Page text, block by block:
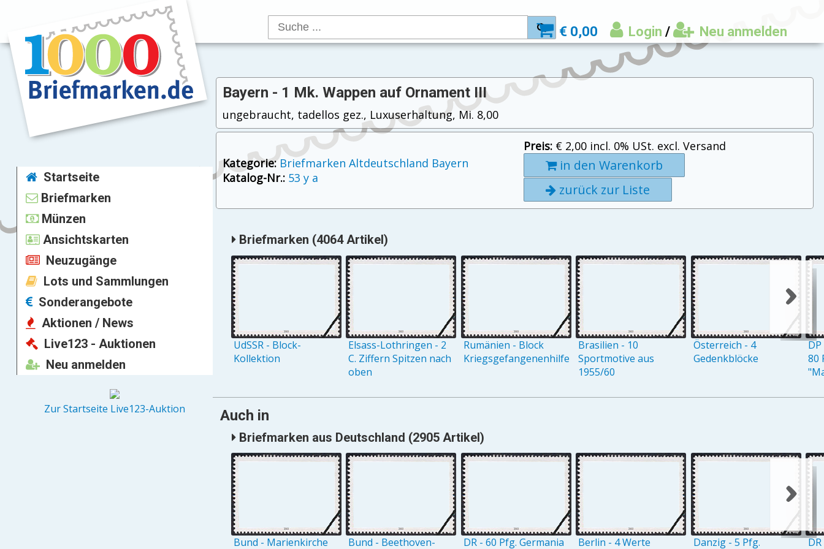
€ 0,00 Login / Neu anmelden
Startseite
Briefmarken
Münzen
Ansichtskarten
Neuzugänge
Lots und Sammlungen
Sonderangebote
Aktionen / News
Live123 - Auktionen
Neu anmelden
Zur Startseite Live123-Auktion
Bayern - 1 Mk. Wappen auf Ornament III
ungebraucht, tadellos gez., Luxuserhaltung, Mi. 8,00
Kategorie: Briefmarken Altdeutschland Bayern
Katalog-Nr.: 53 y a
Preis: € 2,00 incl. 0% USt. excl. Versand
in den Warenkorb
zurück zur Liste
Briefmarken (4064 Artikel)
UdSSR - Block-
Kollektion
Elsass-Lothringen - 2
C. Ziffern Spitzen nach
oben
Rumänien - Block
Kriegsgefangenenhilfe
Brasilien - 10
Sportmotive aus
1955/60
Österreich - 4
Gedenkblöcke
80
Auch in
Briefmarken aus Deutschland (2905 Artikel)
Bund - Marienkirche Bund - Beethoven- DR - 60 Pfg. Germania Berlin - 4 Werte Danzig - 5 Pfg.